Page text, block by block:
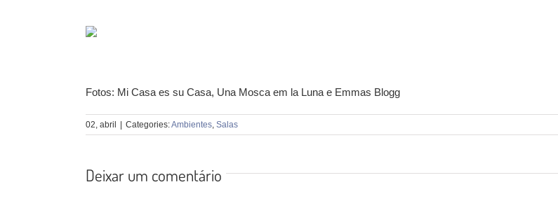
Fotos: Mi Casa es su Casa, Una Mosca em la Luna e Emmas Blogg
02, abril | Categories:Ambientes Salas
Deixar um comentário